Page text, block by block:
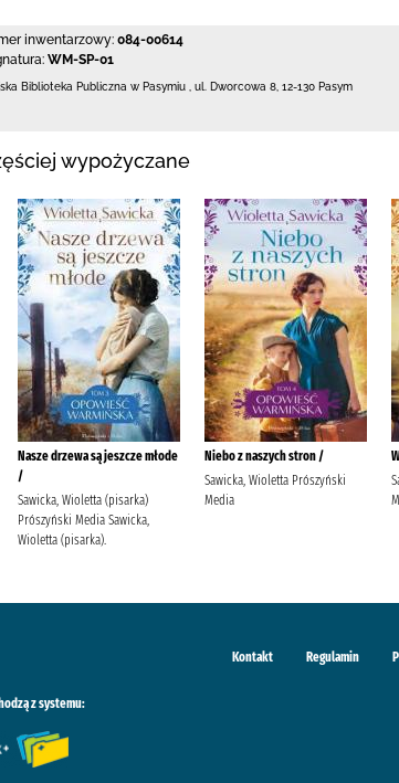
inwentarzowy: 084-00614
WM-SP-01
Biblioteka Publiczna w Pasymiu ul. Dworcowa 8 12-130 Pasym
wypożyczane
Nasze drzewa są jeszcze młode
/
Sawicka, Wioletta (pisarka)
Prószyński Media Sawicka,
Wioletta (pisarka).
Niebo z naszych stron /
Sawicka, Wioletta Prószyński
Media
Kontakt Regulamin
z systemu: